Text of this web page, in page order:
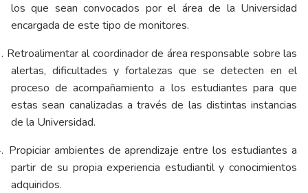
los que sean convocados por el área de la Universidad
encargada de este tipo de monitores.
Retroalimentar al coordinador de área responsable sobre las
alertas, dificultades y fortalezas que se detecten en el
proceso de acompañamiento a los estudiantes para que
estas sean canalizadas a través de las distintas instancias
de la Universidad.
Propiciar ambientes de aprendizaje entre los estudiantes a
partir de su propia experiencia estudiantil y conocimientos
adquiridos.